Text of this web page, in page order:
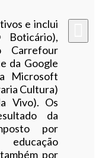
e inclui
Carrefour
da Google
Microsoft
Cultura)
Vivo). Os
da
por
por